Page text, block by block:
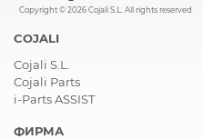
Copyright © 2026 Cojali S.L. All rights reserved
COJALI
Cojali S.L.
Cojali Parts
i-Parts ASSIST
ФИРМА